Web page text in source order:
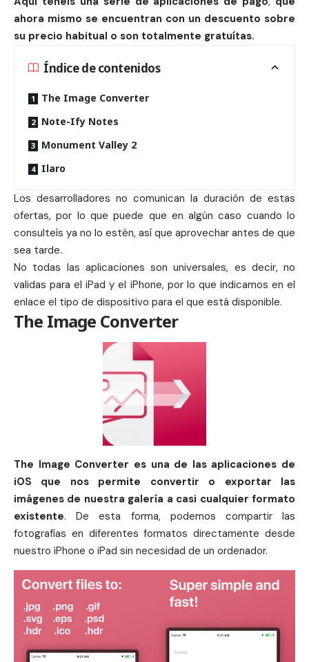
ahora mismo se encuentran con un descuento sobre
su precio habitual o son totalmente gratuítas.
Índice de contenidos
The Image Converter
Note-Ify Notes
Monument Valley 2
Ilaro
Los desarrolladores no comunican la duración de estas
ofertas, por lo que puede que en algún caso cuando lo
consulteís ya no lo estén, así que aprovechar antes de que
sea tarde.
No todas las aplicaciones son universales, es decir, no
validas para eliPad y el iPhone, por lo que indicamos en el
enlace el tipo de dispositivo para el que está disponible.
The Image Converter
The Image Converter es una de las aplicaciones de
iOS que nos permite convertir o exportar las
imágenes de nuestra galería a casi cualquier formato
existente. De esta forma, podemos compartir las
fotografías en diferentes formatos directamente desde
nuestro iPhone o iPad sin necesidad de un ordenador.